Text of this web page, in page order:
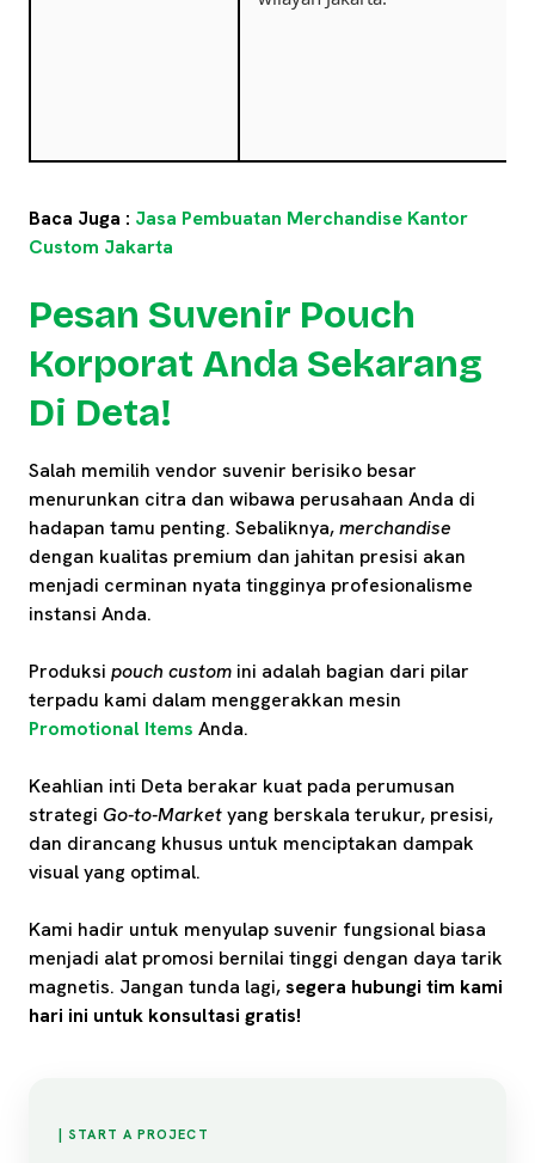
Baca Juga : Jasa Pembuatan Merchandise Kantor
Custom Jakarta
Pesan Suvenir Pouch
Korporat Anda Sekarang
Di Deta!
Salah memilih vendor suvenir berisiko besar
menurunkan citra dan wibawa perusahaan Anda di
hadapan tamu penting. Sebaliknya,merchandise
dengan kualitas premium dan jahitan presisi akan
menjadi cerminan nyata tingginya profesionalisme
instansi Anda.
Produksi pouch custom ini adalah bagian dari pilar
terpadu kami dalam menggerakkan mesin
Promotional Items Anda.
Keahlian inti Deta berakar kuat pada perumusan
strategi Go-to-Marketyang berskala terukur, presisi,
dan dirancang khusus untuk menciptakan dampak
visual yang optimal.
Kami hadir untuk menyulap suvenir fungsional biasa
menjadi alat promosi bernilai tinggi dengan daya tarik
magnetis. Jangan tunda lagi,segera hubungi tim kami
hari ini untuk konsultasi gratis!
| START A PROJECT